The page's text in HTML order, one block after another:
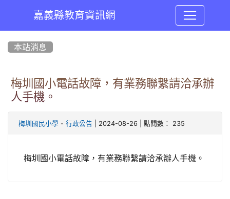
嘉義縣教育資訊網
本站消息
梅圳國小電話故障，有業務聯繫請洽承辦
人手機。
梅圳國民小學 - 行政公告 | 2024-08-26 | 點閱數： 235
梅圳國小電話故障，有業務聯繫請洽承辦人手機。